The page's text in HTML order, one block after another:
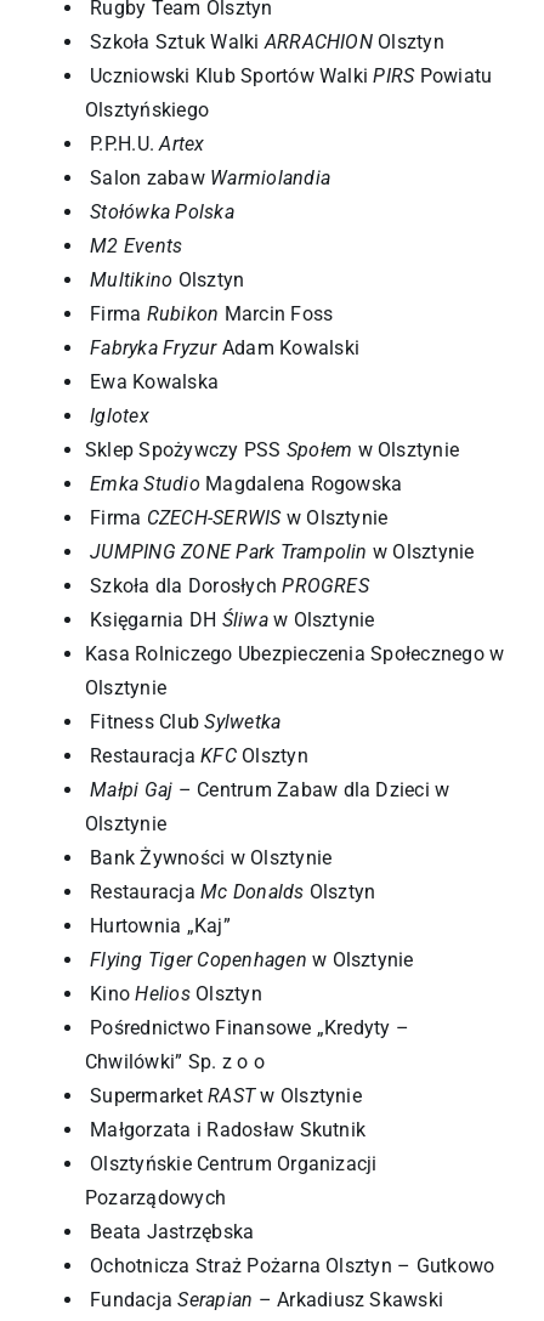
Rugby Team Olsztyn
Szkoła Sztuk WalkiARRACHIONOlsztyn
Uczniowski Klub Sportów WalkiPIRSPowiatu
Olsztyńskiego
P.P.H.U.Artex
Salon zabaw Warmiolandia
Stołówka Polska
M2 Events
Multikino Olsztyn
Firma Rubikon Marcin Foss
Fabryka FryzurAdam Kowalski
Ewa Kowalska
Iglotex
Sklep Spożywczy PSS Społem w Olsztynie
Emka Studio Magdalena Rogowska
Firma CZECH-SERWISw Olsztynie
JUMPING ZONE Park Trampolin w Olsztynie
Szkoła dla DorosłychPROGRES
Księgarnia DH Śliwaw Olsztynie
Kasa Rolniczego Ubezpieczenia Społecznego w
Olsztynie
Fitness ClubSylwetka
RestauracjaKFCOlsztyn
Małpi Gaj – Centrum Zabaw dla Dzieci w
Olsztynie
Bank Żywności w Olsztynie
RestauracjaMc Donalds Olsztyn
Hurtownia „Kaj”
Flying Tiger Copenhagen w Olsztynie
KinoHeliosOlsztyn
Pośrednictwo Finansowe „Kredyty –
Chwilówki” Sp. z o o
SupermarketRASTw Olsztynie
Małgorzata i Radosław Skutnik
Olsztyńskie Centrum Organizacji
Pozarządowych
Beata Jastrzębska
Ochotnicza Straż Pożarna Olsztyn – Gutkowo
Fundacja Serapian – Arkadiusz Skawski